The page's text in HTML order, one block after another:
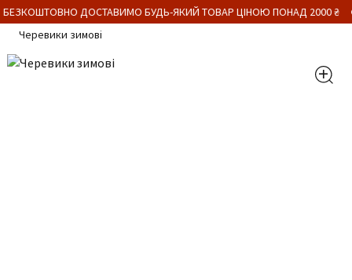
ДОСТАВИМО БУДЬ-ЯКИЙ ТОВАР ЦІНОЮ ПОНАД 2000 ₴
Черевики зимові